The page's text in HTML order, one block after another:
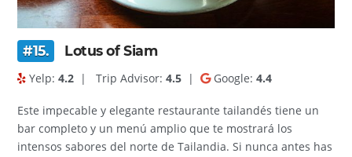
#15. Lotus of Siam
Yelp:4.2 | Trip Advisor:4.5 | Google:4.4
Este impecable y elegante restaurante tailandés tiene un
bar completo y un menú amplio que te mostrará los
intensos sabores del norte de Tailandia. Si nunca antes has